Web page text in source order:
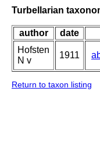
Turbellarian
author date
Hofsten
N v
1911
Return to taxon listing